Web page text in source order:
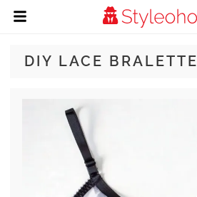
DIY LACE BRALETTE